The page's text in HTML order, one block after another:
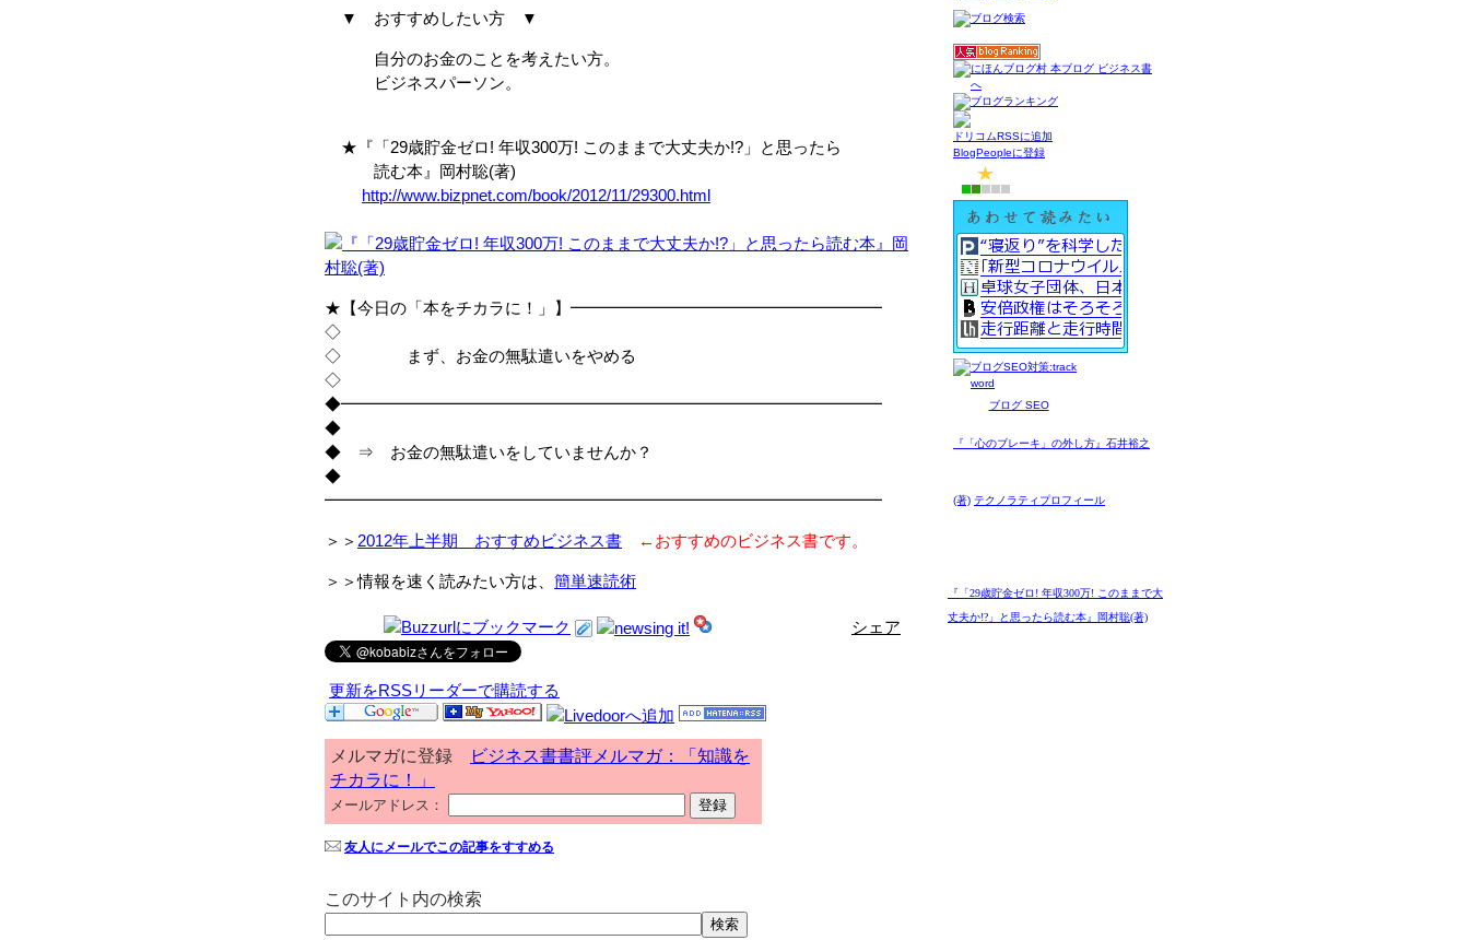
▼ おすすめしたい方 ▼
自分のお金のことを考えたい方。
ビジネスパーソン。
★『「29歳貯金ゼロ! 年収300万! このままで大丈夫か!?」と思ったら
読む本』岡村聡(著)
http://www.bizpnet.com/book/2012/11/29300.html
★【今日の「本をチカラに！」】━━━━━━━━━━━━━━━━━━━
◇
◇ まず、お金の無駄遣いをやめる
◇
◆━━━━━━━━━━━━━━━━━━━━━━━━━━━━━━━━━
◆
◆ ⇒ お金の無駄遣いをしていませんか？
◆
━━━━━━━━━━━━━━━━━━━━━━━━━━━━━━━━━━
＞＞ 2012年上半期 おすすめビジネス書 ←おすすめのビジネス書です。
＞＞情報を速く読みたい方は、 簡単速読術
シェア
更新をRSSリーダーで購読する
メルマガに登録
ビジネス書書評メルマガ：「知識を
チカラに！」
メールアドレス：
友人にメールでこの記事をすすめる
このサイト内の検索
ドリコムRSSに追加
BlogPeopleに登録
ブログ SEO
『「心のブレーキ」の外し方』石井裕之
(著) テクノラティプロフィール
『「29歳貯金ゼロ! 年収300万! このままで大
丈夫か!?」と思ったら読む本』岡村聡(著)